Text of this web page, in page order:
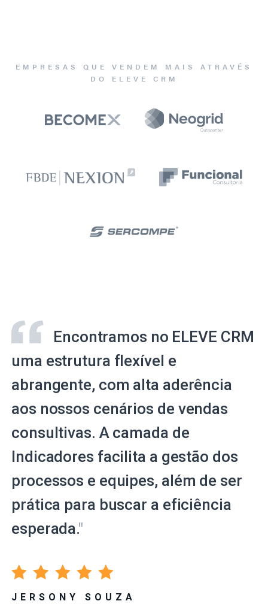
EMPRESAS QUE VENDEM MAIS ATRAVÉS
DO ELEVE CRM
Encontramos no ELEVE CRM
uma estrutura flexível e
abrangente, com alta aderência
aos nossos cenários de vendas
consultivas. A camada de
Indicadores facilita a gestão dos
processos e equipes, além de ser
prática para buscar a eficiência
esperada."
JERSONY SOUZA